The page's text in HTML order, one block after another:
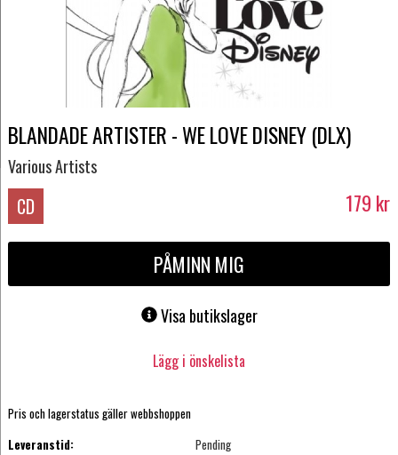
BLANDADE ARTISTER - WE LOVE DISNEY (DLX)
Various Artists
CD 179 kr
PÅMINN MIG
Visa butikslager
Lägg i önskelista
Pris och lagerstatus gäller webbshoppen
Leveranstid:
Pending